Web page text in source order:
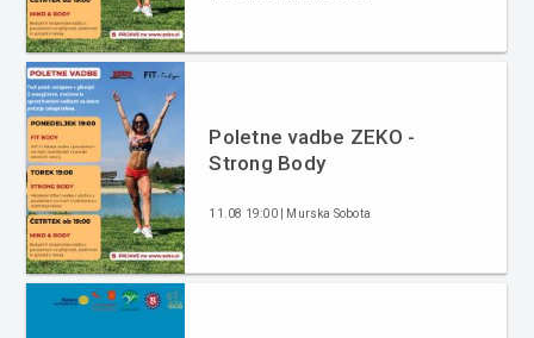
Poletne vadbe ZEKO -
Strong Body
11.08 19:00 | Murska Sobota